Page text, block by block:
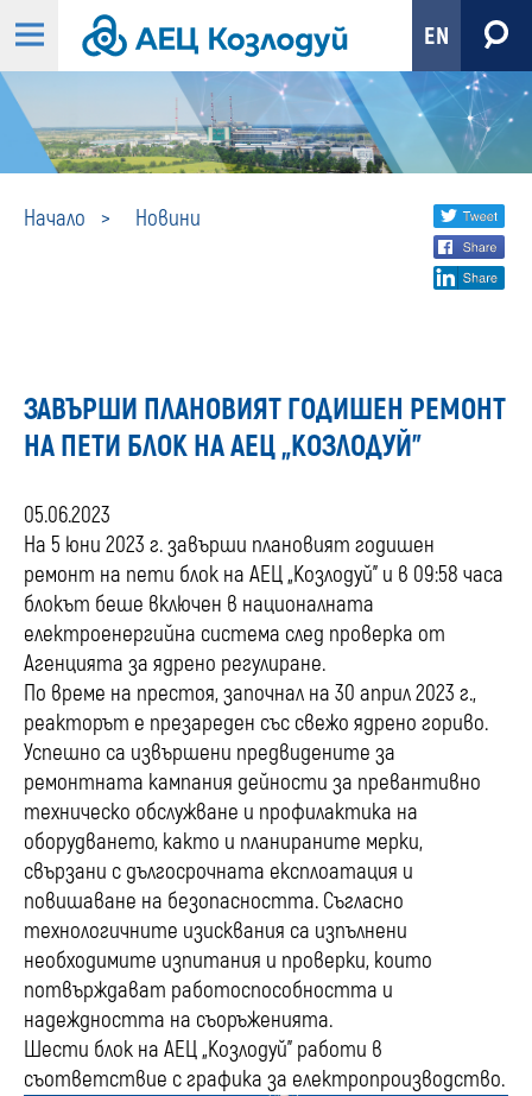
EN
Начало Новини
Share
social
ЗАВЪРШИ ПЛАНОВИЯТ ГОДИШЕН РЕМОНТ
НА ПЕТИ БЛОК НА АЕЦ „КОЗЛОДУЙ”
05.06.2023
На 5 юни 2023 г. завърши плановият годишен
ремонт на пети блок на АЕЦ „Козлодуй” и в 09:58 часа
блокът беше включен в националната
електроенергийна система след проверка от
Агенцията за ядрено регулиране.
По време на престоя, започнал на 30 април 2023 г.,
реакторът е презареден със свежо ядрено гориво.
Успешно са извършени предвидените за
ремонтната кампания дейности за превантивно
техническо обслужване и профилактика на
оборудването, както и планираните мерки,
свързани с дългосрочната експлоатация и
повишаване на безопасността. Съгласно
технологичните изисквания са изпълнени
необходимите изпитания и проверки, които
потвърждават работоспособността и
надеждността на съоръженията.
Шести блок на АЕЦ „Козлодуй” работи в
съответствие с графика за електропроизводство.